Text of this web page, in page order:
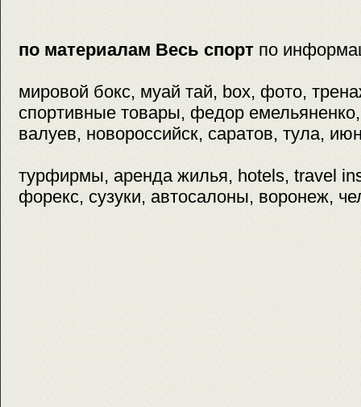
по материалам Весь спорт по
мировой бокс, муай тай, box, фото,
спортивные товары, федор
валуев, новороссийск, саратов, тула,
турфирмы, аренда жилья, hotels, travel
форекс, сузуки, автосалоны, воронеж,